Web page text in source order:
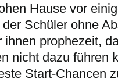
Hause vor
Schüler ohne
prophezeit,
nicht dazu führen
Start-Chancen